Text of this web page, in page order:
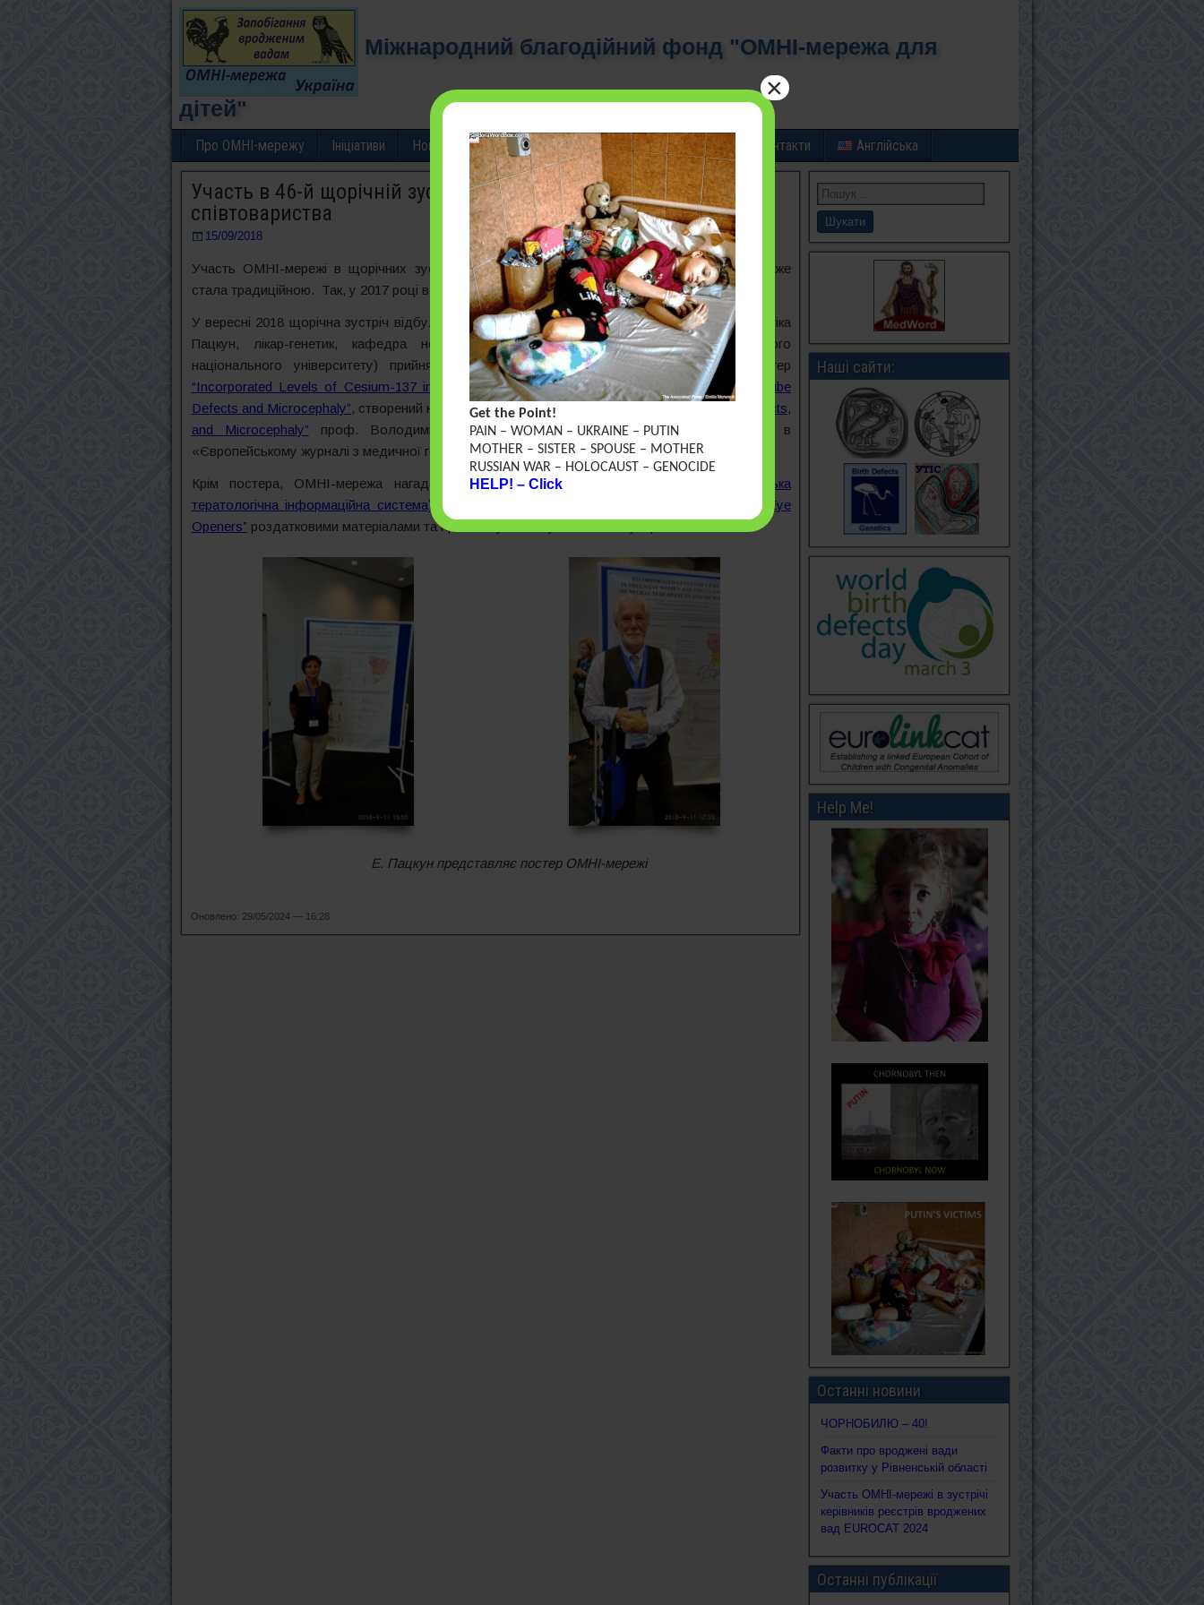
Міжнародний благодійний фонд "ОМНІ-мережа для
дітей"
Про ОМНІ-мережу Ініціативи Новини і звіти Бюлетені Публікації Карти Контакти Англійська
Участь в 46-й щорічній зустрічі Європейського тератологічного
співтовариства
15/09/2018
Участь ОМНІ-мережі в щорічних зустрічах Європейського тератологічного товариства вже
стала традиційною. Так, у 2017 році в Будапешті були представленінаші проекти.
У вересні 2018 щорічна зустріч відбулась у Берліні. ОМНІ-мережа (представником була Еріка
Пацкун, лікар-генетик, кафедра неврології, нейрохірургії та психіатрії Ужгородського
національного університету) прийняла участь у постерній сесії, представивши постер
“Incorporated Levels of Cesium-137 in Pregnant Women and Prevalence Rates of Neural Tube
Defects and Microcephaly”, створений на основі статті“Chornobyl, Radiation, Neural Tube Defects,
and Microcephaly” проф. Володимира Вертелецького з співавторами, опублікованої в
«Європейському журналі з медичної генетики» (European Journal of Medical Genetics).
Крім постера, ОМНІ-мережа нагадала про свої пріоритетні проекти
“УТІС (Українська
тератологічна інформаційна система)”
та навчальну платформу дизморфології
“Clinical Eye
Openers” роздатковими матеріалами та при спілкуванні з учасниками зустрічі.
Е. Пацкун представляє постер ОМНІ-мережі
Оновлено: 29/05/2024 — 16:28
Наші сайти:
Help Me!
Останні новини
ЧОРНОБИЛЮ – 40!
Факти про вроджені вади
розвитку у Рівненській області
Участь ОМНІ-мережі в зустрічі
керівників реєстрів вроджених
вад EUROCAT 2024
Останні публікації
Get the Point!
PAIN – WOMAN – UKRAINE – PUTIN
MOTHER – SISTER – SPOUSE – MOTHER
RUSSIAN WAR – HOLOCAUST – GENOCIDE
HELP! – Click
×